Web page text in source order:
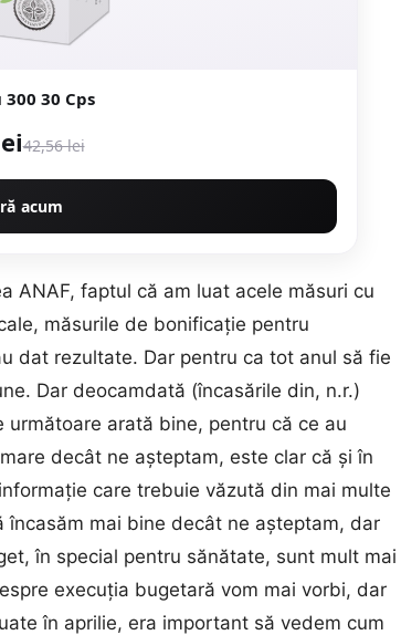
30 Cps
42,56 lei
acum
ANAF, faptul că am luat acele măsuri cu
măsurile de bonificaţie pentru
dat rezultate. Dar pentru ca tot anul să fie
Dar deocamdată (încasările din, n.r.)
arată bine, pentru că ce au
decât ne aşteptam, este clar că şi în
care trebuie văzută din mai multe
mai bine decât ne aşteptam, dar
în special pentru sănătate, sunt mult mai
execuţia bugetară vom mai vorbi, dar
în aprilie, era important să vedem cum